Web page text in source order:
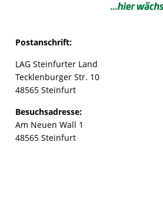
Postanschrift:
LAG Steinfurter Land
Tecklenburger Str. 10
48565 Steinfurt
Besuchsadresse:
Am Neuen Wall 1
48565 Steinfurt